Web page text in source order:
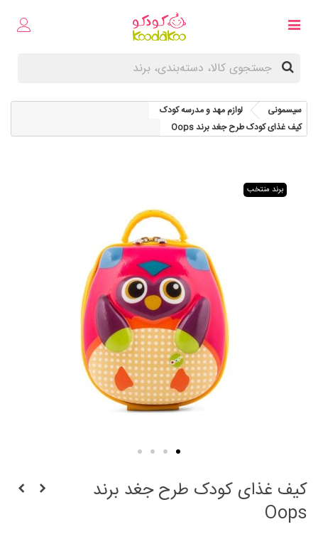
سیسمونی
لوازم مهد و مدرسه کودک
كيف غذای کودک طرح جغد برند Oops
برند منتخب
كيف غذای کودک طرح جغد برند
Oops